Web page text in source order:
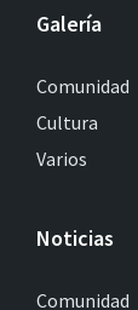
Galería
Comunidad
Cultura
Varios
Noticias
Comunidad